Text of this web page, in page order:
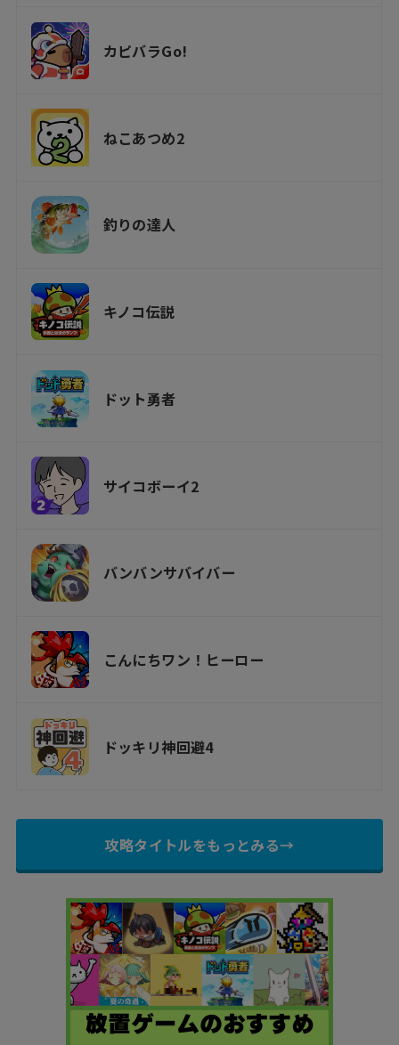
カピバラGo!
ねこあつめ2
釣りの達人
キノコ伝説
ドット勇者
サイコボーイ2
バンバンサバイバー
こんにちワン！ヒーロー
ドッキリ神回避4
攻略タイトルをもっとみる→